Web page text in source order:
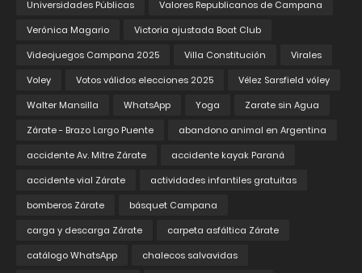
Universidades Públicas
Valores Republicanos de Campana
Verónica Magario
Victoria ajustada Boat Club
Videojuegos Campana 2025
Villa Constitución
Virales
Voley
Votos válidos elecciones 2025
Vélez Sarsfield vóley
Walter Mansilla
WhatsApp Yoga
Zarate sin Agua
Zárate - Brazo Largo Puente
abandono animal en Argentina
accidente Av. Mitre Zárate
accidente kayak Paraná
accidente vial Zárate
actividades infantiles gratuitas
bomberos Zárate
básquet Campana
carga y descarga Zárate
carpeta asfáltica Zárate
catálogo WhatsApp
chalecos salvavidas